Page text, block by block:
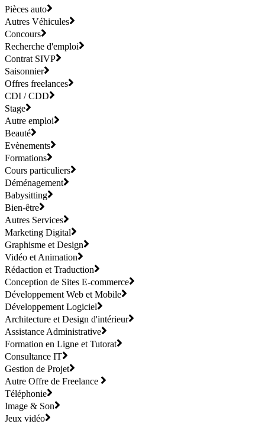
Pièces auto
Autres Véhicules
Concours
Recherche d'emploi
Contrat SIVP
Saisonnier
Offres freelances
CDI / CDD
Stage
Autre emploi
Beauté
Evènements
Formations
Cours particuliers
Déménagement
Babysitting
Bien-être
Autres Services
Marketing Digital
Graphisme et Design
Vidéo et Animation
Rédaction et Traduction
Conception de Sites E-commerce
Développement Web et Mobile
Développement Logiciel
Architecture et Design d'intérieur
Assistance Administrative
Formation en Ligne et Tutorat
Consultance IT
Gestion de Projet
Autre Offre de Freelance
Téléphonie
Image & Son
Jeux vidéo